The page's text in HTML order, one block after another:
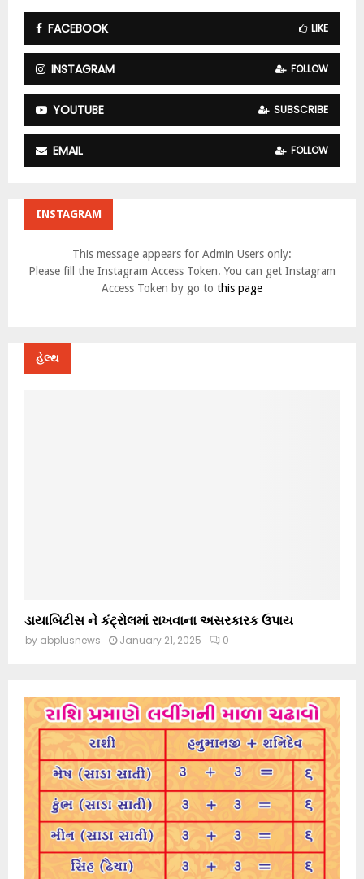
FACEBOOK LIKE
INSTAGRAM FOLLOW
YOUTUBE SUBSCRIBE
EMAIL FOLLOW
INSTAGRAM
This message appears for Admin Users only:
Please fill the Instagram Access Token. You can get Instagram
Access Token by go to this page
હેલ્થ
ડાયાબિટીસ ને કંટ્રોલમાં રાખવાના અસરકારક ઉપાય
by abplusnews January 21, 2025 0